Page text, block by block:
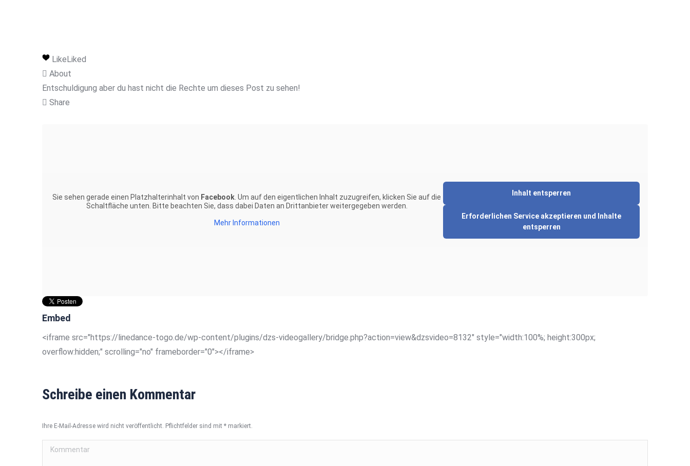
LikeLiked
About
Entschuldigung aber du hast nicht die Rechte um dieses Post zu sehen!
Share
Sie sehen gerade einen Platzhalterinhalt von Facebook . Um auf den eigentlichen Inhalt zuzugreifen, klicken Sie auf die
Schaltfläche unten. Bitte beachten Sie, dass dabei Daten an Drittanbieter weitergegeben werden.
Mehr Informationen
Inhalt entsperren
Erforderlichen Service akzeptieren und Inhalte
entsperren
Embed
<iframe src="https://linedance-togo.de/wp-content/plugins/dzs-videogallery/bridge.php?action=view&dzsvideo=8132" style="width:100%; height:300px;
overflow:hidden;" scrolling="no" frameborder="0"></iframe>
Schreibe einen Kommentar
Ihre E-Mail-Adresse wird nicht veröffentlicht. Pflichtfelder sind mit * markiert.
Kommentar